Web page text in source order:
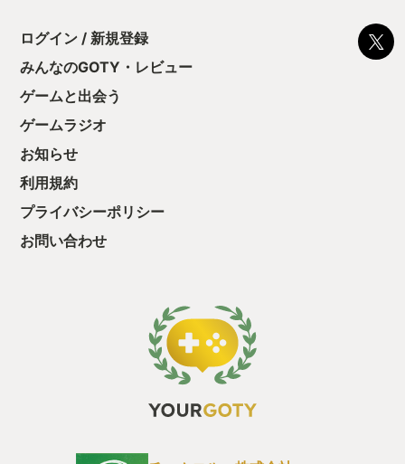
ログイン / 新規登録
みんなのGOTY・レビュー
ゲームと出会う
ゲームラジオ
お知らせ
利用規約
プライバシーポリシー
お問い合わせ